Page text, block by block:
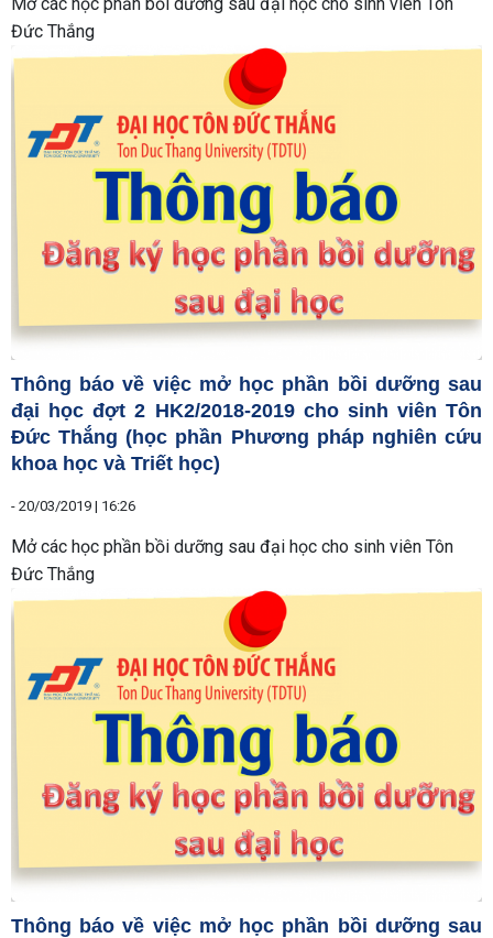
Đức Thắng
Thông báo về việc mở học phần bồi dưỡng sau
đại học đợt 2 HK2/2018-2019 cho sinh viên Tôn
Đức Thắng (học phần Phương pháp nghiên cứu
khoa học và Triết học)
- 20/03/2019 | 16:26
Mở các học phần bồi dưỡng sau đại học cho sinh viên Tôn
Đức Thắng
Thông báo về việc mở học phần bồi dưỡng sau